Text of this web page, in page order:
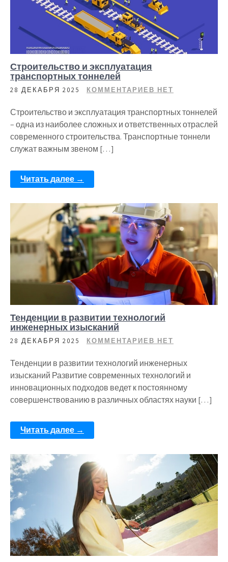
Строительство и эксплуатация
транспортных тоннелей
28 ДЕКАБРЯ 2025 КОММЕНТАРИЕВ НЕТ
Строительство и эксплуатация транспортных тоннелей
– одна из наиболее сложных и ответственных отраслей
современного строительства. Транспортные тоннели
служат важным звеном […]
Читать далее →
Тенденции в развитии технологий
инженерных изысканий
28 ДЕКАБРЯ 2025 КОММЕНТАРИЕВ НЕТ
Тенденции в развитии технологий инженерных
изысканий Развитие современных технологий и
инновационных подходов ведет к постоянному
совершенствованию в различных областях науки […]
Читать далее →